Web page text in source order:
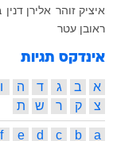
איציק זוהר אלירן דנין
ראובן עטר
אינדקס תגיות
א ב ג ד ה ו
צ
ק ר ש ת
a
b
c
d
e
f